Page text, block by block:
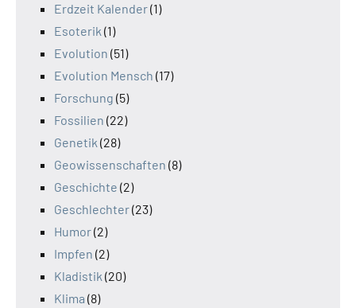
Erdzeit Kalender(1)
Esoterik (1)
Evolution (51)
Evolution Mensch (17)
Forschung (5)
Fossilien (22)
Genetik (28)
Geowissenschaften (8)
Geschichte (2)
Geschlechter(23)
Humor(2)
Impfen (2)
Kladistik (20)
Klima (8)